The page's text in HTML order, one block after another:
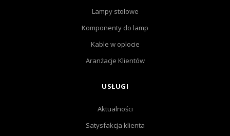
Lampy stołowe
Komponenty do lamp
Kable w oplocie
Aranżacje Klientów
USŁUGI
Aktualności
Satysfakcja klienta